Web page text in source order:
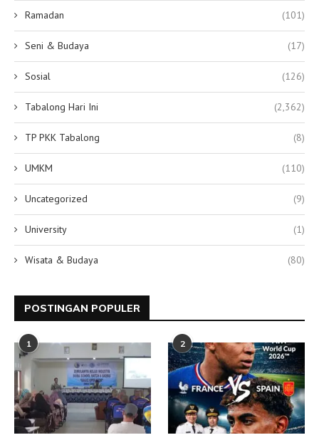
Ramadan (101)
Seni & Budaya (17)
Sosial (126)
Tabalong Hari Ini (2,362)
TP PKK Tabalong (8)
UMKM (110)
Uncategorized (9)
University (1)
Wisata & Budaya (80)
POSTINGAN POPULER
1 2